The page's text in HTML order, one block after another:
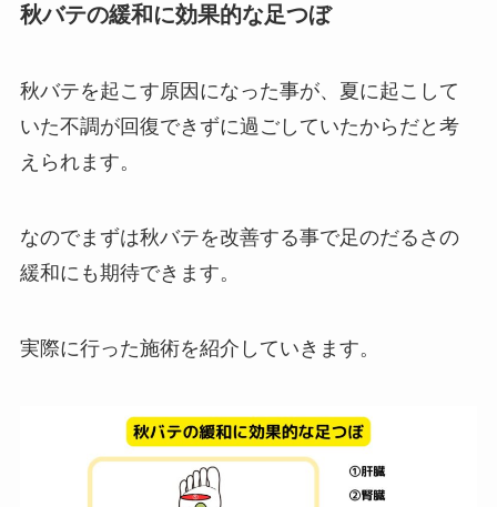
秋バテの緩和に効果的な足つぼ
秋バテを起こす原因になった事が、夏に起こして
いた不調が回復できずに過ごしていたからだと考
えられます。
なのでまずは秋バテを改善する事で足のだるさの
緩和にも期待できます。
実際に行った施術を紹介していきます。